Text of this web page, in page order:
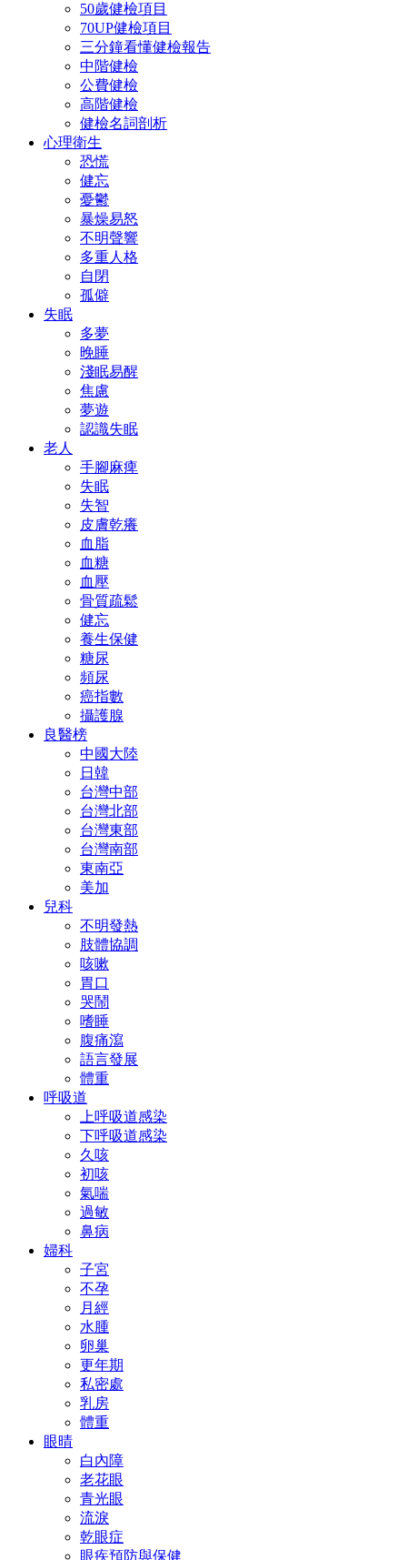
50歲健檢項目
70UP健檢項目
三分鐘看懂健檢報告
中階健檢
公費健檢
高階健檢
健檢名詞剖析
心理衛生
恐慌
健忘
憂鬱
暴燥易怒
不明聲響
多重人格
自閉
孤僻
失眠
多夢
晚睡
淺眠易醒
焦慮
夢遊
認識失眠
老人
手腳麻痺
失眠
失智
皮膚乾癢
血脂
血糖
血壓
骨質疏鬆
健忘
養生保健
糖尿
頻尿
癌指數
攝護腺
良醫榜
中國大陸
日韓
台灣中部
台灣北部
台灣東部
台灣南部
東南亞
美加
兒科
不明發熱
肢體協調
咳嗽
胃口
哭鬧
嗜睡
腹痛瀉
語言發展
體重
呼吸道
上呼吸道感染
下呼吸道感染
久咳
初咳
氣喘
過敏
鼻病
婦科
子宮
不孕
月經
水腫
卵巢
更年期
私密處
乳房
體重
眼晴
白內障
老花眼
青光眼
流淚
乾眼症
眼疾預防與保健